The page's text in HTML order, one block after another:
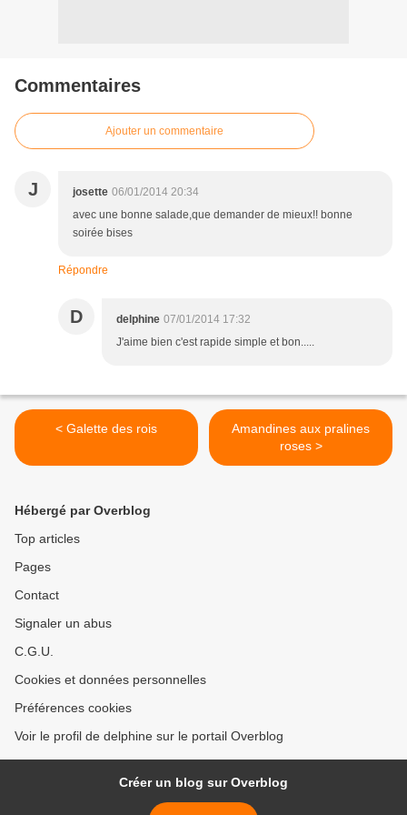
Commentaires
Ajouter un commentaire
J josette 06/01/2014 20:34
avec une bonne salade,que demander de mieux!! bonne
soirée bises
Répondre
D delphine 07/01/2014 17:32
J'aime bien c'est rapide simple et bon.....
< Galette des rois
Amandines aux pralines
roses >
Hébergé par Overblog
Top articles
Pages
Contact
Signaler un abus
C.G.U.
Cookies et données personnelles
Préférences cookies
Voir le profil de delphine sur le portail Overblog
Créer un blog sur Overblog